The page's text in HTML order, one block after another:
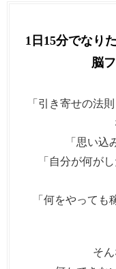
1日15分でなり
脳
「引き寄せの法
「思い込
「自分が何が
「何をやって
そ